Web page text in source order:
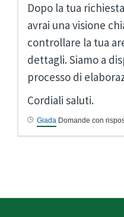
Dopo la tua
avrai una visione
controllare la tua
dettagli. Siamo a
processo di
Cordiali saluti.
Giada Domande con